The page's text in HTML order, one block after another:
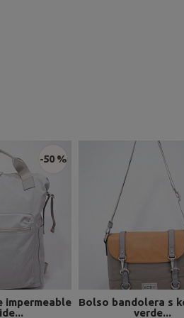
-50 %
impermeable
Bolso bandolera s
verde...